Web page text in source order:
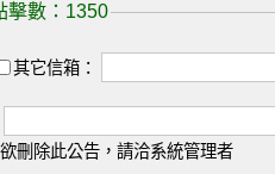
擊數：1350
其它信箱：
刪除此公告，請洽系統管理者